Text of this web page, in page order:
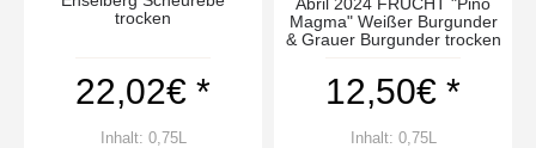
trocken
22,02€ *
Inhalt: 0,75L
Magma" Weißer Burgunder
& Grauer Burgunder trocken
12,50€ *
Inhalt: 0,75L